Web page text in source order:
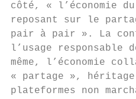
côté, « l’économie
reposant sur le
pair à pair ». La
l’usage responsable
même, l’économie
« partage »,
plateformes non